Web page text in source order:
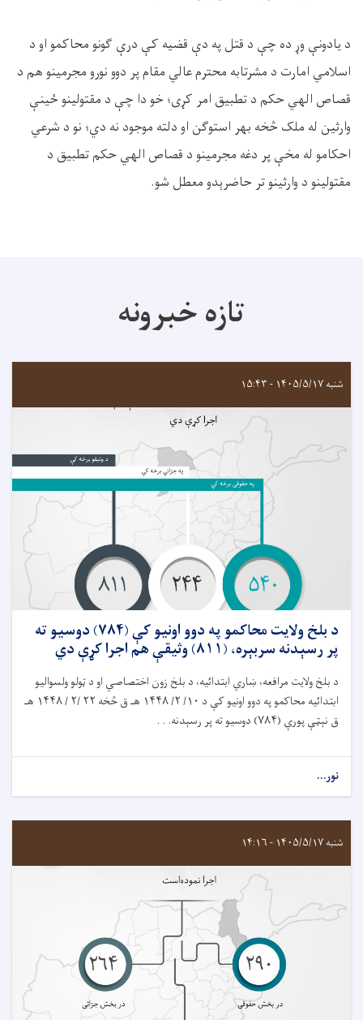
د یادونې وړ ده چې د قتل په دې قضیه کې درې ګونو محاکمو او د
اسلامي امارت د مشرتابه محترم عالي مقام پر دوو نورو مجرمینو هم د
قصاص الهي حکم د تطبیق امر کړی؛ خو دا چې د مقتولینو ځینې
وارثین له ملک څخه بهر استوګن او دلته موجود نه دي؛ نو د شرعي
احکامو له مخې پر دغه مجرمینو د قصاص الهي حکم تطبیق د
مقتولینو د وارثینو تر حاضرېدو معطل شو.
تازه خبرونه
شنبه ۱۴۰۵/۵/۱۷ - ۱۵:۴۳
د بلخ ولايت محاکمو په دوو اونيو کې (۷۸۴) دوسیو ته
پر رسېدنه سربېره، (۸۱۱) وثیقې هم اجرا کړې دي
د بلخ ولايت مرافعه، ښاري ابتدائیه، د بلخ زون اختصاصي او د ټولو ولسواليو
ابتدائيه محاکمو په دوو اونيو کې د ۱۰/ ۲/ ۱۴۴۸ هـ ق څخه ۲۲ /۲ / ۱۴۴۸ هـ
ق نېټې پورې (۷۸۴) دوسيو ته پر رسېدنه. . .
نور...
شنبه ۱۴۰۵/۵/۱۷ - ۱۴:۱۶